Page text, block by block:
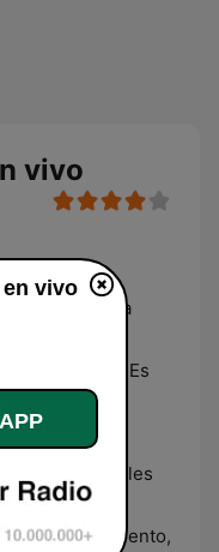
vivo
XHNF, es una
97.7 FM. Es
a un público
musicales
de banda,
entretenimiento,
en vivo